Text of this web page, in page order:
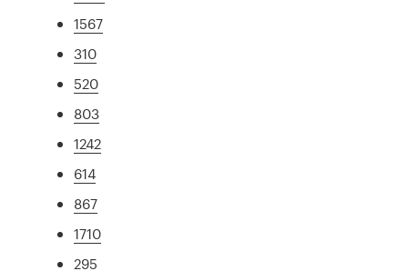
1567
310
520
803
1242
614
867
1710
295